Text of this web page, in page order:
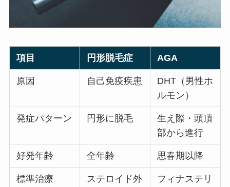
項目 円形脱毛症 AGA
原因 自己免疫疾患
DHT（男性ホ
ルモン）
発症パターン 円形に脱毛
生え際・頭頂
部から進行
好発年齢 全年齢 思春期以降
標準治療
ステロイド外
フィナステリ